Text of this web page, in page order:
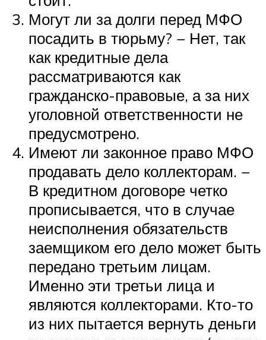
Могут ли за долги перед МФО
посадить в тюрьму? − Нет, так
как кредитные дела
рассматриваются как
гражданско-правовые, а за них
уголовной ответственности не
предусмотрено.
Имеют ли законное право МФО
продавать дело коллекторам. −
В кредитном договоре четко
прописывается, что в случае
неисполнения обязательств
заемщиком его дело может быть
передано третьим лицам.
Именно эти третьи лица и
являются коллекторами. Кто-то
из них пытается вернуть деньги